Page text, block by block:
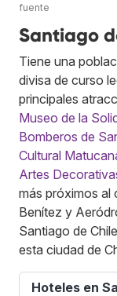
fuente
Santiago
Tiene una
divisa de curso
principales
Museo de la
Bomberos de
Cultural
Artes
más próximos al
Benítez y
Santiago de
esta ciudad de
Hoteles en